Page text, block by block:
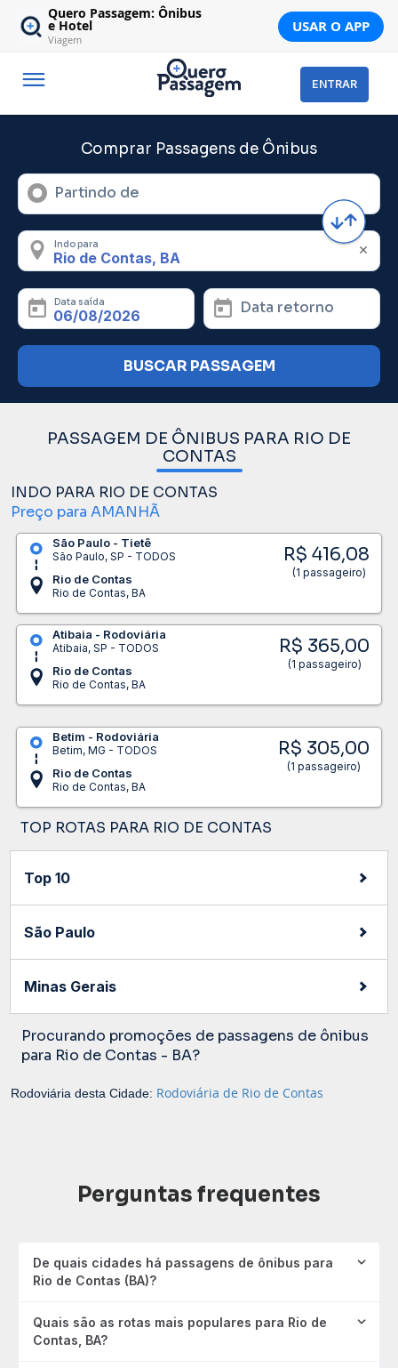
Quero Passagem: Ônibus
e Hotel
Viagem
USAR O APP
ENTRAR
Comprar Passagens de Ônibus
Partindo de
Indo para
Data saída Data retorno
BUSCAR PASSAGEM
PASSAGEM DE ÔNIBUS PARA RIO DE
CONTAS
INDO PARA RIO DE CONTAS
Preço para AMANHÃ
São Paulo - Tietê
São Paulo, SP - TODOS
Rio de Contas
Rio de Contas, BA
R$ 416,08
(1 passageiro)
Atibaia - Rodoviária
Atibaia, SP - TODOS
Rio de Contas
Rio de Contas, BA
R$ 365,00
(1 passageiro)
Betim - Rodoviária
Betim, MG - TODOS
Rio de Contas
Rio de Contas, BA
R$ 305,00
(1 passageiro)
TOP ROTAS PARA RIO DE CONTAS
Top 10
São Paulo
Minas Gerais
Procurando promoções de passagens de ônibus
para Rio de Contas - BA?
Rodoviária desta Cidade: Rodoviária de Rio de Contas
Perguntas frequentes
De quais cidades há passagens de ônibus para
Rio de Contas (BA)?
Quais são as rotas mais populares para Rio de
Contas, BA?